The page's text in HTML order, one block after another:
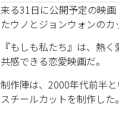
来る31日に公開予定の映
たウノとジョンウォンのカ
『もしも私たち』は、熱
共感できる恋愛映画だ。
制作陣は、2000年代前半
スチールカットを制作した。